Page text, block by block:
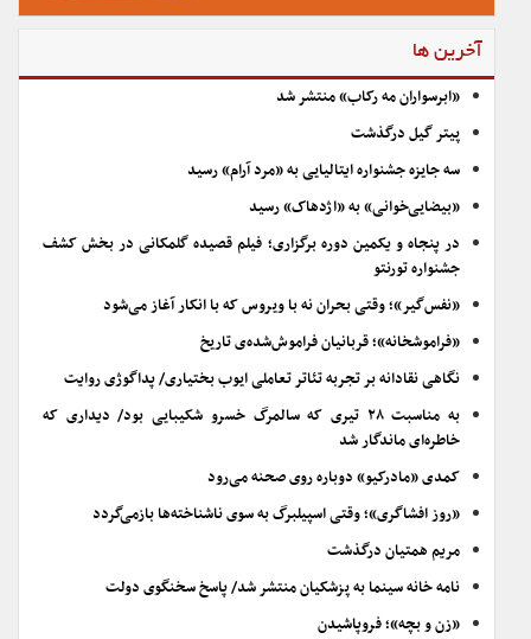
آخرین ها
«ابرسواران مه رکاب» منتشر شد
پیتر گیل درگذشت
سه جایزه جشنواره ایتالیایی به «مرد آرام» رسید
«بیضایی‌خوانی» به «اژدهاک» رسید
در پنجاه و یکمین دوره برگزاری؛ فیلم قصیده گلمکانی در بخش کشف
جشنواره تورنتو
«نفس‌گیر»؛ وقتی بحران نه با ویروس که با انکار آغاز می‌شود
«فراموشخانه»؛ قربانیان فراموش‌شده‌ی تاریخ
نگاهی نقادانه بر تجربه تئاتر تعاملی ایوب بختیاری/ پداگوژی روایت
به مناسبت ۲۸ تیری که سالمرگ خسرو شکیبایی بود/ دیداری که
خاطره‌ای ماندگار شد
کمدی «مادرکیو» دوباره روی صحنه می‌رود
«روز افشاگری»؛ وقتی اسپیلبرگ به سوی ناشناخته‌ها بازمی‌گردد
مریم همتیان درگذشت
نامه خانه سینما به پزشکیان منتشر شد/ پاسخ سخنگوی دولت
«زن و بچه»؛ فروپاشیدن